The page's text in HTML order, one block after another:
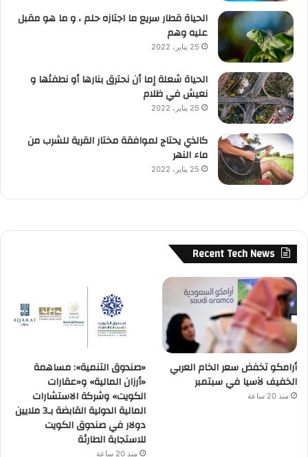
الحياة قطار سريع ما اجتازه حلم ، و ما هو مقبل
عليه وهم
25 يناير، 2022
الحياة شعلة إما أن نحترق بنارها أو نطفئها و
نعيش في ظلام
25 يناير، 2022
كالذي يحتاج لموافقة مختار القرية للشرب من
ماء النهر
25 يناير، 2022
Recent Tech News
أرامكو تخفض سعر الخام العربي
الخفيف لآسيا في سبتمبر
منذ 20 ساعة
«صندوق التنمية»: مساهمة
«أرزان المالية» و«عقارات
الكويت» وشركة الاستشارات
المالية الدولية القابضة بـ3 ملايين
دولار في صندوق الكويت
للاستجابة الطارئة
منذ 20 ساعة